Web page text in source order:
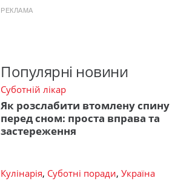
РЕКЛАМА
Популярні новини
Суботній лікар
Як розслабити втомлену спину
перед сном: проста вправа та
застереження
Кулінарія, Суботні поради, Україна